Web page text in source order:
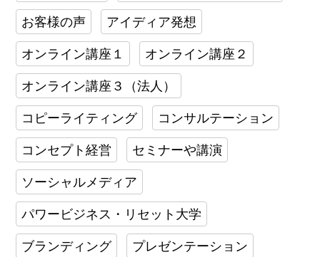
お客様の声 アイディア発想
オンライン講座１ オンライン講座２
オンライン講座３（法人）
コピーライティング コンサルテーション
コンセプト経営 セミナーや講演
ソーシャルメディア
パワービジネス・リセット大学
ブランディング プレゼンテーション